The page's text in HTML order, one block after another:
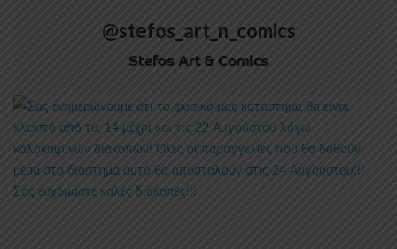
@stefos_art_n_comics
Stefos Art & Comics